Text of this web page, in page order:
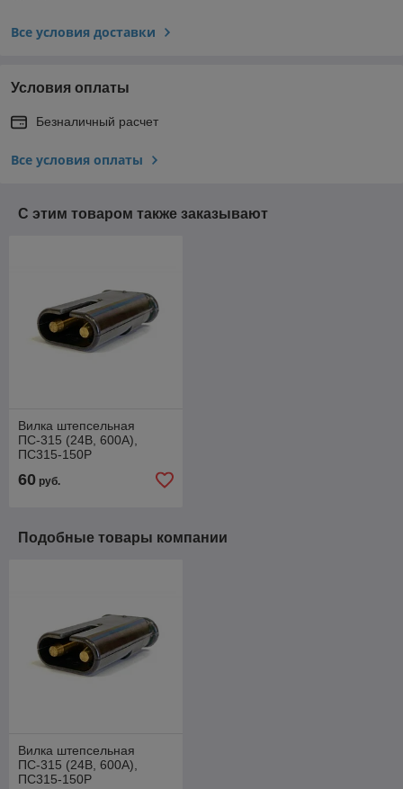
Все условия доставки
Условия оплаты
Безналичный расчет
Все условия оплаты
С этим товаром также заказывают
Вилка штепсельная
ПС-315 (24В, 600А),
ПС315-150Р
60 руб.
Подобные товары компании
Вилка штепсельная
ПС-315 (24В, 600А),
ПС315-150Р